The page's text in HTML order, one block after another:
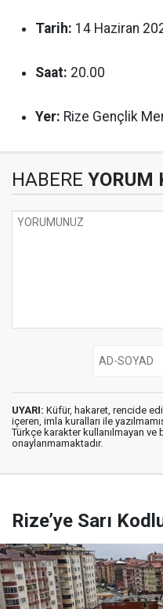
Tarih: 14 Haziran
Saat: 20.00
Yer: Rize Gençlik
HABERE YORUM
UYARI: Küfür, hakaret, rencide
içeren, imla kuralları ile
Türkçe karakter kullanılmayan ve
onaylanmamaktadır.
Rize’ye Sarı